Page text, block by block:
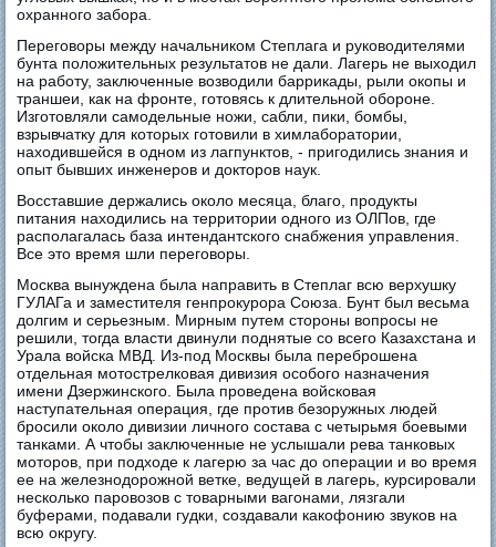
охранного забора.
Переговоры между начальником Степлага и руководителями
бунта положительных результатов не дали. Лагерь не выходил
на работу, заключенные возводили баррикады, рыли окопы и
траншеи, как на фронте, готовясь к длительной обороне.
Изготовляли самодельные ножи, сабли, пики, бомбы,
взрывчатку для которых готовили в химлаборатории,
находившейся в одном из лагпунктов, - пригодились знания и
опыт бывших инженеров и докторов наук.
Восставшие держались около месяца, благо, продукты
питания находились на территории одного из ОЛПов, где
располагалась база интендантского снабжения управления.
Все это время шли переговоры.
Москва вынуждена была направить в Степлаг всю верхушку
ГУЛАГа и заместителя генпрокурора Союза. Бунт был весьма
долгим и серьезным. Мирным путем стороны вопросы не
решили, тогда власти двинули поднятые со всего Казахстана и
Урала войска МВД. Из-под Москвы была переброшена
отдельная мотострелковая дивизия особого назначения
имени Дзержинского. Была проведена войсковая
наступательная операция, где против безоружных людей
бросили около дивизии личного состава с четырьмя боевыми
танками. А чтобы заключенные не услышали рева танковых
моторов, при подходе к лагерю за час до операции и во время
ее на железнодорожной ветке, ведущей в лагерь, курсировали
несколько паровозов с товарными вагонами, лязгали
буферами, подавали гудки, создавали какофонию звуков на
всю округу.